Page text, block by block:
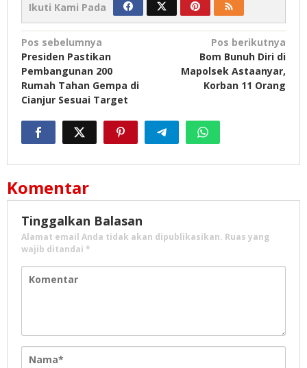
Ikuti Kami Pada
Navigasi
pos
Pos sebelumnya
Presiden Pastikan
Pembangunan 200
Rumah Tahan Gempa di
Cianjur Sesuai Target
Pos berikutnya
Bom Bunuh Diri di
Mapolsek Astaanyar,
Korban 11 Orang
Komentar
Tinggalkan Balasan
Alamat email Anda tidak akan dipublikasikan. Ruas yang
wajib ditandai *